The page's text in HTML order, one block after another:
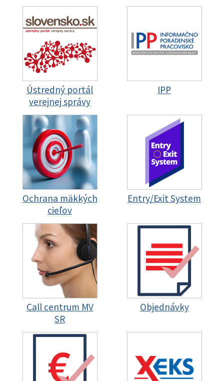
Ústredný portál
verejnej správy
IPP
Ochrana mäkkých
cieľov
Entry/Exit System
Call centrum MV
SR
Objednávky